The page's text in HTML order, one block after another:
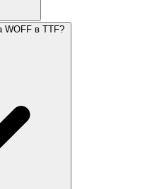
WOFF в TTF?